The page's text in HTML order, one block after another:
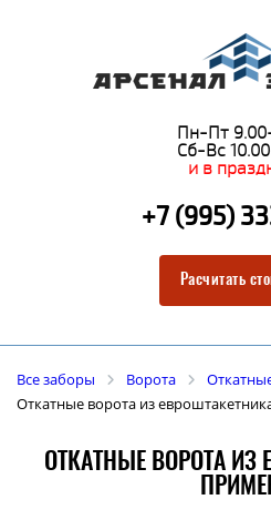
Пн-Пт
Сб-Вс
и в
+7 (995)
Расчитать
Все заборы Ворота
Откатные ворота из
ОТКАТНЫЕ ВОРОТА ИЗ